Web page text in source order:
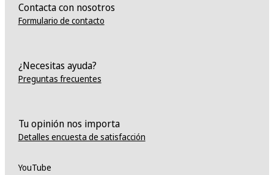
Contacta con nosotros
Formulario de contacto
¿Necesitas ayuda?
Preguntas frecuentes
Tu opinión nos importa
Detalles encuesta de satisfacción
YouTube